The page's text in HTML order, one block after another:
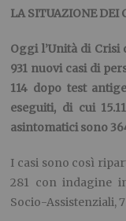
LA SITUAZIONE DEI
Oggi l’Unità di
931 nuovi casi di
114 dopo test
eseguiti, di cui 15.
asintomatici sono 3
I casi sono così
281 con indagine
Socio-Assistenziali,